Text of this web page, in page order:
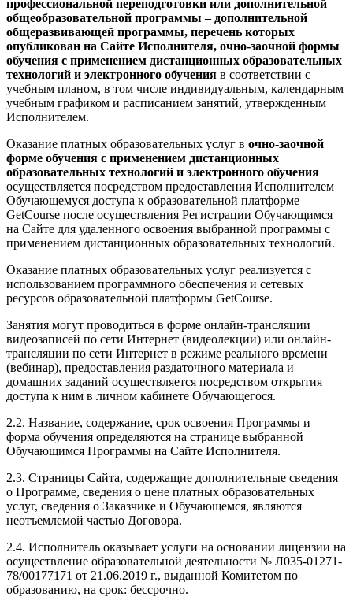
профессиональной переподготовки или дополнительной
общеобразовательной программы – дополнительной
общеразвивающей программы, перечень которых
опубликован на Сайте Исполнителя, очно-заочной формы
обучения с применением дистанционных образовательных
технологий и электронного обучения в соответствии с
учебным планом, в том числе индивидуальным, календарным
учебным графиком и расписанием занятий, утвержденным
Исполнителем.
Оказание платных образовательных услуг в очно-заочной
форме обучения с применением дистанционных
образовательных технологий и электронного обучения
осуществляется посредством предоставления Исполнителем
Обучающемуся доступа к образовательной платформе
GetCourse после осуществления Регистрации Обучающимся
на Сайте для удаленного освоения выбранной программы с
применением дистанционных образовательных технологий.
Оказание платных образовательных услуг реализуется с
использованием программного обеспечения и сетевых
ресурсов образовательной платформы GetCourse.
Занятия могут проводиться в форме онлайн-трансляции
видеозаписей по сети Интернет (видеолекции) или онлайн-
трансляции по сети Интернет в режиме реального времени
(вебинар), предоставления раздаточного материала и
домашних заданий осуществляется посредством открытия
доступа к ним в личном кабинете Обучающегося.
2.2. Название, содержание, срок освоения Программы и
форма обучения определяются на странице выбранной
Обучающимся Программы на Сайте Исполнителя.
2.3. Страницы Сайта, содержащие дополнительные сведения
о Программе, сведения о цене платных образовательных
услуг, сведения о Заказчике и Обучающемся, являются
неотъемлемой частью Договора.
2.4. Исполнитель оказывает услуги на основании лицензии на
осуществление образовательной деятельности № Л035-01271-
78/00177171 от 21.06.2019 г., выданной Комитетом по
образованию, на срок: бессрочно.